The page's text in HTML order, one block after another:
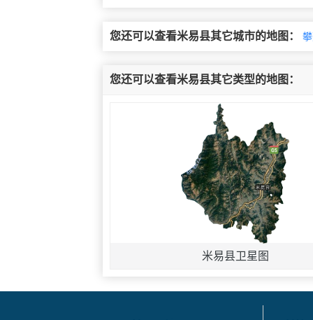
您还可以查看米易县其它城市的地图：
您还可以查看米易县其它类型的地图：
米易县卫星图